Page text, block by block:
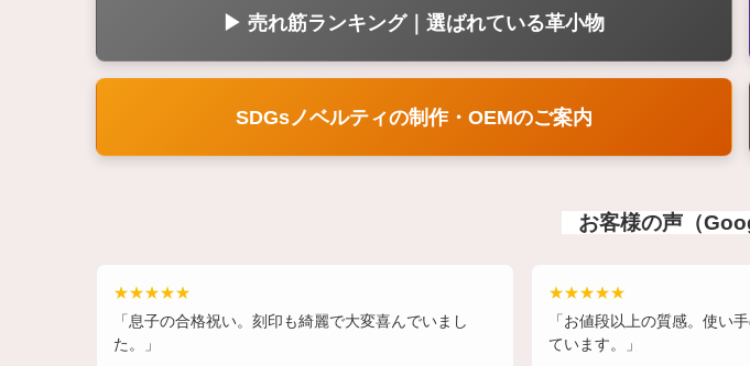
▶ 売れ筋ランキング｜選ばれている革小物
SDGsノベルティの制作・OEMのご案内
お客様の声（
★★★★★
「息子の合格祝い。刻印も綺麗で大変喜んでいまし
た。」
★★★★★
「お値段以上の質感。使い
ています。」